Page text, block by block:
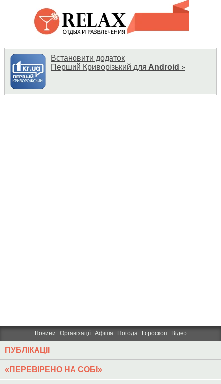
Встановити додаток
Перший Криворізький для Android »
Новини Організації Афіша Погода Гороскоп Відео
ПУБЛІКАЦІЇ
«ПЕРЕВІРЕНО НА СОБІ»